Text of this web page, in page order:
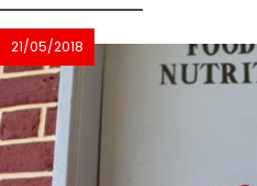
21/05/2018